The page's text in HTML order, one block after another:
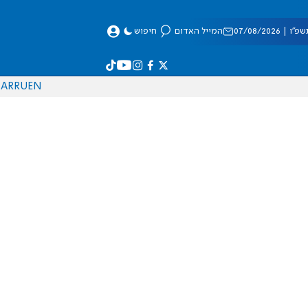
08/2026 המייל האדום חיפוש
EN
RU
AR